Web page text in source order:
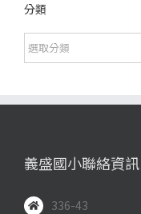
分類
分
類
義盛國小聯絡資訊
336-43